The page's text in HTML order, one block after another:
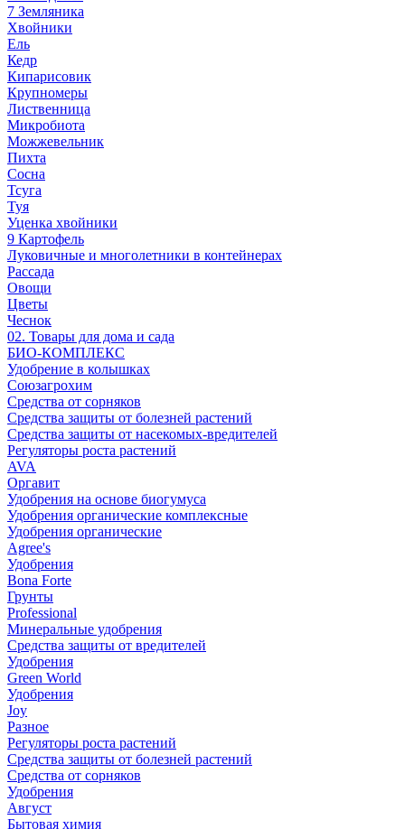
7 Земляника
Хвойники
Ель
Кедр
Кипарисовик
Крупномеры
Лиственница
Микробиота
Можжевельник
Пихта
Сосна
Тсуга
Туя
Уценка хвойники
9 Картофель
Луковичные и многолетники в контейнерах
Рассада
Овощи
Цветы
Чеснок
02. Товары для дома и сада
БИО-КОМПЛЕКС
Удобрение в колышках
Союзагрохим
Средства от сорняков
Средства защиты от болезней растений
Средства защиты от насекомых-вредителей
Регуляторы роста растений
AVA
Оргавит
Удобрения на основе биогумуса
Удобрения органические комплексные
Удобрения органические
Agree's
Удобрения
Bona Forte
Грунты
Professional
Минеральные удобрения
Средства защиты от вредителей
Удобрения
Green World
Удобрения
Joy
Разное
Регуляторы роста растений
Средства защиты от болезней растений
Средства от сорняков
Удобрения
Август
Бытовая химия